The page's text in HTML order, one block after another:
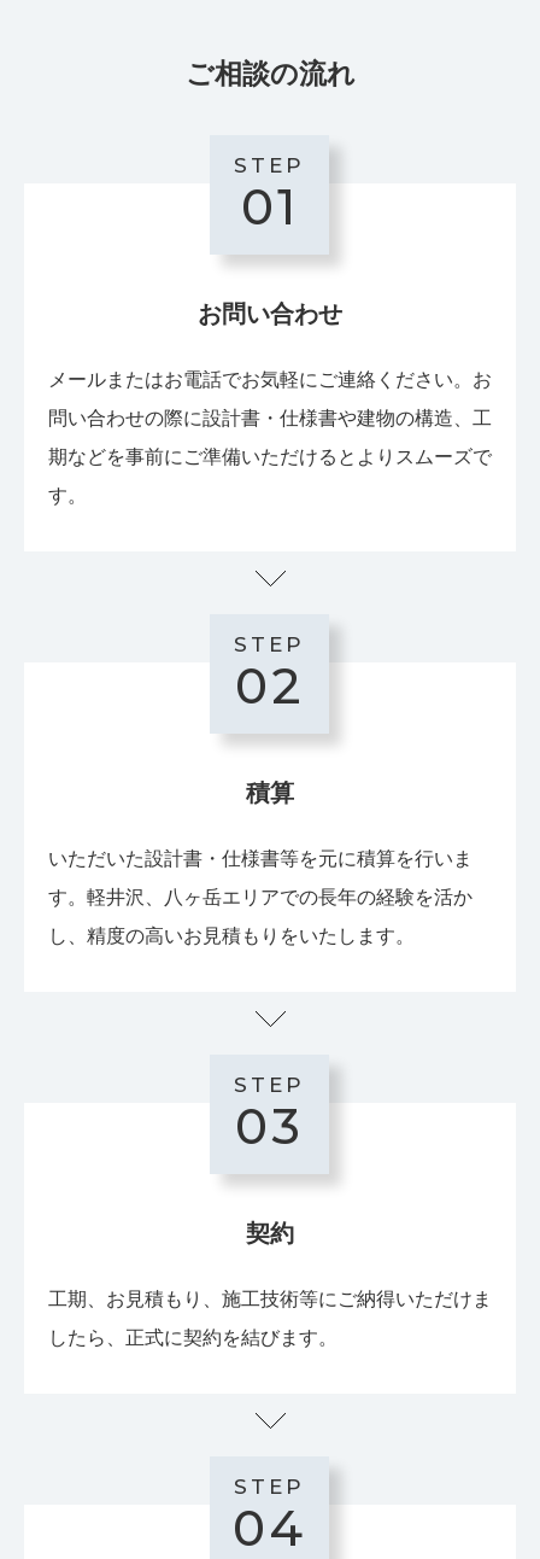
ご相談の流れ
STEP
01
お問い合わせ
メールまたはお電話でお気軽にご連絡ください。お
問い合わせの際に設計書・仕様書や建物の構造、工
期などを事前にご準備いただけるとよりスムーズで
す。
STEP
02
積算
いただいた設計書・仕様書等を元に積算を行いま
す。軽井沢、八ヶ岳エリアでの長年の経験を活か
し、精度の高いお見積もりをいたします。
STEP
03
契約
工期、お見積もり、施工技術等にご納得いただけま
したら、正式に契約を結びます。
STEP
04